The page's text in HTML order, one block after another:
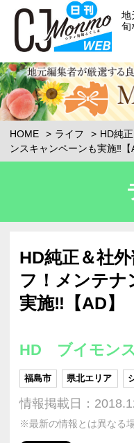
地
旬
HOME ライフ
HD純
ンスキャンペーンも実施‼【
HD純正＆社
フ！メンテナ
実施‼【AD】
HD ブイモン
福島市 県北エリア
情報掲載日：
※最新の情報とは異なる